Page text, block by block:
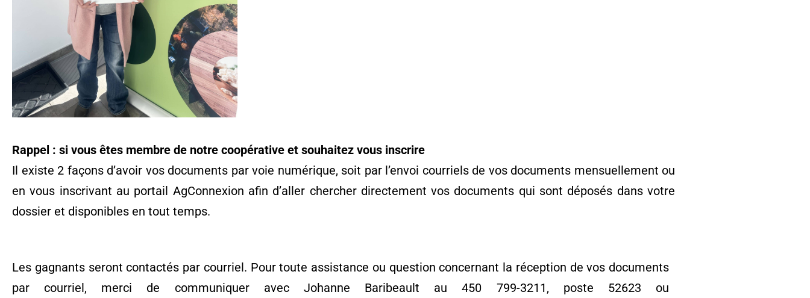
Rappel : si vous êtes membre de notre coopérative et souhaitez vous inscrire
Il existe 2 façons d’avoir vos documents par voie numérique, soit par l’envoi courriels de vos documents mensuellement ou
en vous inscrivant au portail AgConnexion afin d’aller chercher directement vos documents qui sont déposés dans votre
dossier et disponibles en tout temps.
Les gagnants seront contactés par courriel. Pour toute assistance ou question concernant la réception de vos documents
par courriel, merci de communiquer avec Johanne Baribeault au 450 799-3211, poste 52623 ou